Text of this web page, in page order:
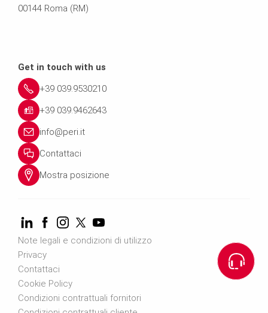
00144 Roma (RM)
Get in touch with us
+39 039.9530210
+39 039.9462643
info@peri.it
Contattaci
Mostra posizione
Note legali e condizioni di utilizzo
Privacy
Contattaci
Cookie Policy
Condizioni contrattuali fornitori